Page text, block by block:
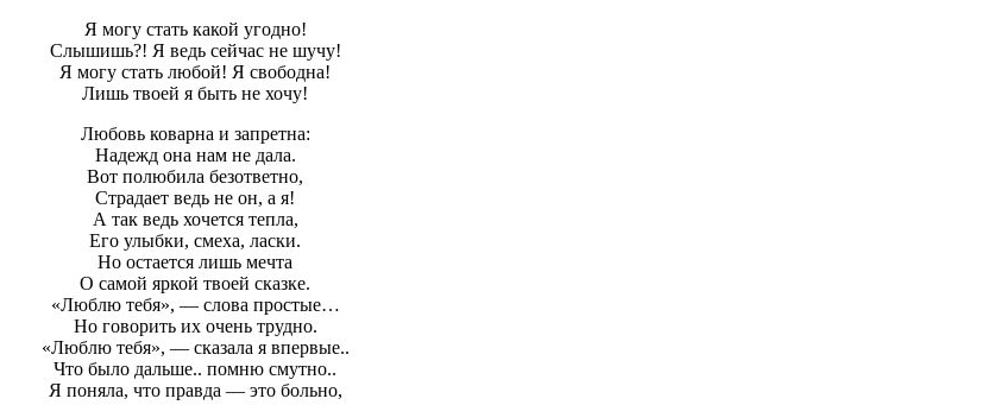
Я могу стать какой угодно!
Слышишь?! Я ведь сейчас не шучу!
Я могу стать любой! Я свободна!
Лишь твоей я быть не хочу!
Любовь коварна и запретна:
Надежд она нам не дала.
Вот полюбила безответно,
Страдает ведь не он, а я!
А так ведь хочется тепла,
Его улыбки, смеха, ласки.
Но остается лишь мечта
О самой яркой твоей сказке.
«Люблю тебя», — слова простые…
Но говорить их очень трудно.
«Люблю тебя», — сказала я впервые..
Что было дальше.. помню смутно..
Я поняла, что правда — это больно,